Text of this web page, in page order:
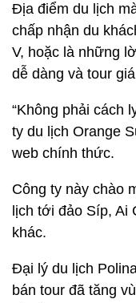
Địa điểm du lịch
chấp nhận du
V, hoặc là những
dễ dàng và tour
“Không phải cách
ty du lịch Orange
web chính thức.
Công ty này chào
lịch tới đảo Síp, Ai
khác.
Đại lý du lịch
bán tour đã tăng